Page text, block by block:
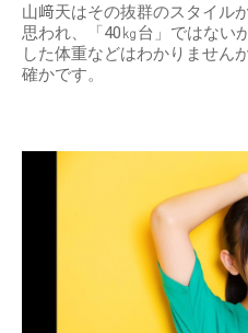
山﨑天はその抜群のスタイル
思われ、「40㎏台」ではない
した体重などはわかりません
確かです。